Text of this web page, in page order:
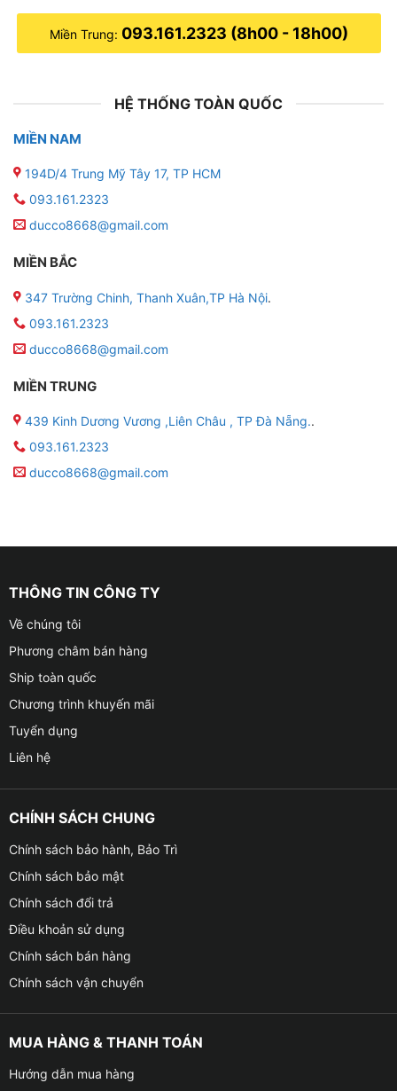
Miền Trung: 093.161.2323 (8h00 - 18h00)
HỆ THỐNG TOÀN QUỐC
MIỀN NAM
194D/4 Trung Mỹ Tây 17, TP HCM
093.161.2323
ducco8668@gmail.com
MIỀN BẮC
347 Trường Chinh, Thanh Xuân,TP Hà Nội.
093.161.2323
ducco8668@gmail.com
MIỀN TRUNG
439 Kinh Dương Vương ,Liên Châu , TP Đà Nẵng..
093.161.2323
ducco8668@gmail.com
THÔNG TIN CÔNG TY
Về chúng tôi
Phương châm bán hàng
Ship toàn quốc
Chương trình khuyến mãi
Tuyển dụng
Liên hệ
CHÍNH SÁCH CHUNG
Chính sách bảo hành, Bảo Trì
Chính sách bảo mật
Chính sách đổi trả
Điều khoản sử dụng
Chính sách bán hàng
Chính sách vận chuyển
MUA HÀNG & THANH TOÁN
Hướng dẫn mua hàng